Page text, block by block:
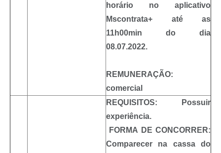
horário no aplicativo
Mscontrata+ até as
11h00min do dia
08.07.2022.
REMUNERAÇÃO:
comercial
REQUISITOS: Possuir
experiência.
FORMA DE CONCORRER:
Comparecer na cassa do